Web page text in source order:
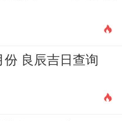
份 良辰吉日查询